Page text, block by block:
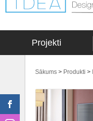
Projekti
Sākums > Produkti >